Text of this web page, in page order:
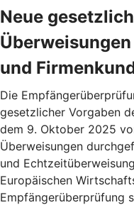
Neue
und
Die
gesetzlicher Vorgaben
dem 9. Oktober 2025
Überweisungen
und
Europäischen
Empfängerüberprüfung